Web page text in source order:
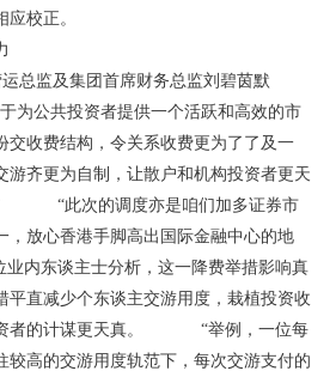
校正。
监及集团首席财务总监刘碧茵默
为公共投资者提供一个活跃和高效的市
交收费结构，令关系收费更为了了及一
游齐更为自制，让散户和机构投资者更天
” “此次的调度亦是咱们加多证券市
，放心香港手脚高出国际金融中心的地
东谈主士分析，这一降费举措影响真
平直减少个东谈主交游用度，栽植投资收
资者的计谋更天真。 “举例，一位每
较高的交游用度轨范下，每次交游支付的